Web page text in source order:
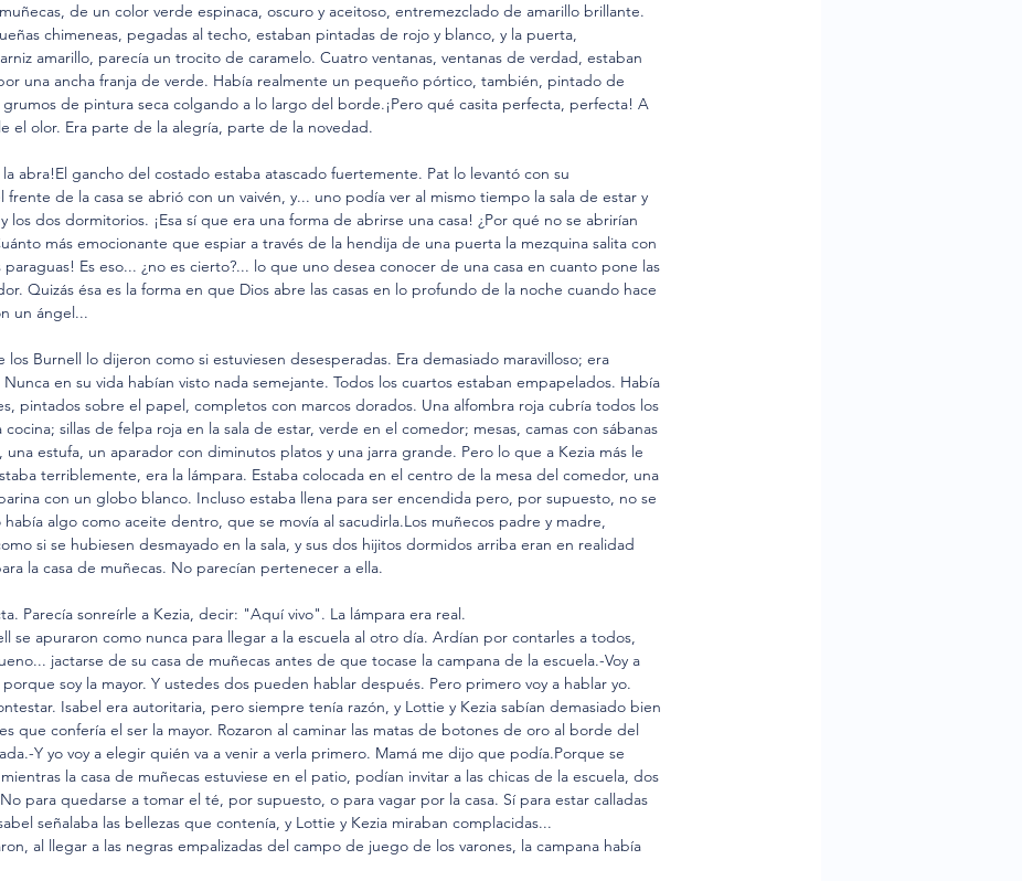
de un color verde espinaca, oscuro y aceitoso, entremezclado de amarillo brillante.
chimeneas, pegadas al techo, estaban pintadas de rojo y blanco, y la puerta,
amarillo, parecía un trocito de caramelo. Cuatro ventanas, ventanas de verdad, estaban
una ancha franja de verde. Había realmente un pequeño pórtico, también, pintado de
de pintura seca colgando a lo largo del borde.¡Pero qué casita perfecta, perfecta! A
el olor. Era parte de la alegría, parte de la novedad.
abra!El gancho del costado estaba atascado fuertemente. Pat lo levantó con su
de la casa se abrió con un vaivén, y... uno podía ver al mismo tiempo la sala de estar y
los dos dormitorios. ¡Esa sí que era una forma de abrirse una casa! ¿Por qué no se abrirían
más emocionante que espiar a través de la hendija de una puerta la mezquina salita con
Es eso... ¿no es cierto?... lo que uno desea conocer de una casa en cuanto pone las
Quizás ésa es la forma en que Dios abre las casas en lo profundo de la noche cuando hace
un ángel...
los Burnell lo dijeron como si estuviesen desesperadas. Era demasiado maravilloso; era
en su vida habían visto nada semejante. Todos los cuartos estaban empapelados. Había
pintados sobre el papel, completos con marcos dorados. Una alfombra roja cubría todos los
sillas de felpa roja en la sala de estar, verde en el comedor; mesas, camas con sábanas
una estufa, un aparador con diminutos platos y una jarra grande. Pero lo que a Kezia más le
terriblemente, era la lámpara. Estaba colocada en el centro de la mesa del comedor, una
con un globo blanco. Incluso estaba llena para ser encendida pero, por supuesto, no se
algo como aceite dentro, que se movía al sacudirla.Los muñecos padre y madre,
si se hubiesen desmayado en la sala, y sus dos hijitos dormidos arriba eran en realidad
la casa de muñecas. No parecían pertenecer a ella.
Parecía sonreírle a Kezia, decir: "Aquí vivo". La lámpara era real.
se apuraron como nunca para llegar a la escuela al otro día. Ardían por contarles a todos,
jactarse de su casa de muñecas antes de que tocase la campana de la escuela.-Voy a
soy la mayor. Y ustedes dos pueden hablar después. Pero primero voy a hablar yo.
Isabel era autoritaria, pero siempre tenía razón, y Lottie y Kezia sabían demasiado bien
que confería el ser la mayor. Rozaron al caminar las matas de botones de oro al borde del
Y yo voy a elegir quién va a venir a verla primero. Mamá me dijo que podía.Porque se
la casa de muñecas estuviese en el patio, podían invitar a las chicas de la escuela, dos
para quedarse a tomar el té, por supuesto, o para vagar por la casa. Sí para estar calladas
señalaba las bellezas que contenía, y Lottie y Kezia miraban complacidas...
al llegar a las negras empalizadas del campo de juego de los varones, la campana había